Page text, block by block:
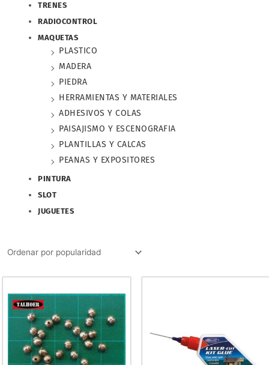
TRENES
RADIOCONTROL
MAQUETAS
PLASTICO
MADERA
PIEDRA
HERRAMIENTAS Y MATERIALES
ADHESIVOS Y COLAS
PAISAJISMO Y ESCENOGRAFIA
PLANTILLAS Y CALCAS
PEANAS Y EXPOSITORES
PINTURA
SLOT
JUGUETES